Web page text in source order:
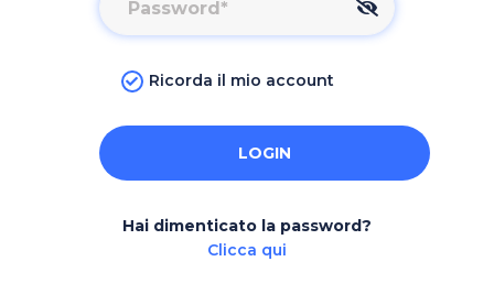
Ricorda il mio account
LOGIN
Hai dimenticato la password?
Clicca qui